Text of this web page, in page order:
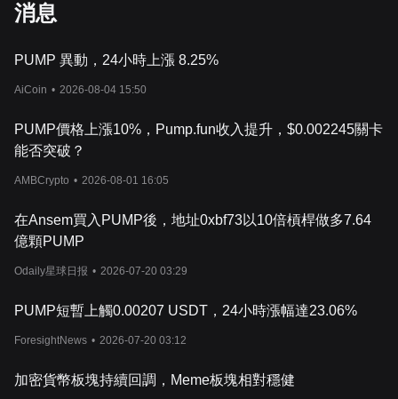
消息
PUMP 異動，24小時上漲 8.25%
AiCoin • 2026-08-04 15:50
PUMP價格上漲10%，Pump.fun收入提升，$0.002245關卡
能否突破？
AMBCrypto • 2026-08-01 16:05
在Ansem買入PUMP後，地址0xbf73以10倍槓桿做多7.64
億顆PUMP
Odaily星球日报 • 2026-07-20 03:29
PUMP短暫上觸0.00207 USDT，24小時漲幅達23.06%
ForesightNews • 2026-07-20 03:12
加密貨幣板塊持續回調，Meme板塊相對穩健